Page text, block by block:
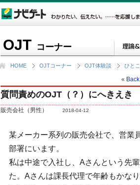
OJT コーナー
HOME OJTコーナー OJT体験談 ひと
« Back
質問責めのOJT（？）にへきえき
販売会社（男性） 2018-04-12
某メーカー系列の販売会社で、営業
部署にいます。
私は中途で入社し、Aさんという先
た。Aさんは課長代理で年齢もかなり